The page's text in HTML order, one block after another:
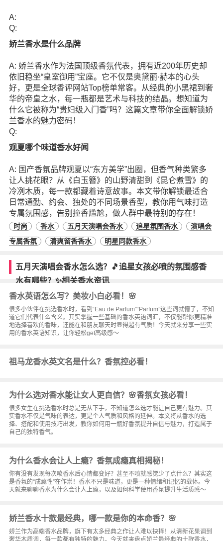
A:
Q:
娇兰香水是什么品牌
A: 娇兰香水作为法国顶级香氛代表，拥有近200年历史却
依旧稳坐“皇室御用”宝座。它不仅是奥黛丽·赫本的心头
好，更是全球香评网站Top榜单常客。从经典的小黑裙到奢
华的帝皇之水，每一瓶都是艺术与科技的结晶。想知道为
什么它被称为“贵妇级入门香”吗？这篇文章带你全面解锁娇
兰香水的魅力密码！
Q:
观夏哪个味道香水好闻
A: 国产香氛品牌观夏以“东方美学”出圈，但香气种类繁多
让人挑花眼？从《白玉簪》的山野清甜到《昆仑煮雪》的
冷冽木质，每一款都藏着诗意故事。本文带你解锁最适合
日常通勤、约会、独处的不同场景香型，教你用气味打造
专属氛围感，告别撞香尴尬，做人群中最特别的存在！
时尚 香水 五月天演唱会香水 追星氛围香水
演唱会
专属香氛
清爽留香香水 明星同款香水
五月天演唱会香水怎么选？🎵追星女孩必喷的氛围感香
水有哪些？✨相关香水资讯
香水英语怎么写？美妆小白必看！🌸
很多小伙伴在挑选香水时，看到“Eau de Parfum”“Parfum”这些词就懵了，不知
道它们代表什么含义。其实掌握一些基础的香水英语词汇，不仅能帮你更精准
地选择喜欢的香味，还能在和朋友聊天时显得超有气质！今天就来分享一些实
用的香水英语知识，让你轻松get高级感～
祖马龙香水英文名是什么？香氛控必看！
为什么选对香水能让女人更自信？🌸香氛女孩必看！
很多女生在挑选香水时总是无从下手，不知道怎么选才能让自己更有魅力。其
实香水不仅是气味的表达，更是个人气质和风格的延伸。本文将从香水的选
择、搭配和使用技巧出发，教你如何用一瓶好香氛提升自信与魅力，打造属于
自己的独特香气。
为什么香水会让人上瘾？香氛成瘾真相揭秘！
你有没有发现每次喷香水后心情都变好？甚至不喷就感觉少了点什么？其实这
是香氛的“成瘾性”在作祟！香水不只是味道，更是一种情绪和记忆的载体。今
天就来聊聊香水为什么会让人上瘾，以及如何科学使用香氛提升生活质感～
娇兰香水十款最经典，哪一款是你的本命香？🌸
娇兰作为高端香水品牌，旗下有太多经典之作让人难以抉择！从清新花果调到
奢华木质调，每一款都有独特的魅力。今天就来盘点娇兰最经典的十款香水，